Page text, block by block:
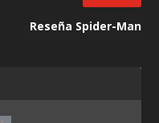
Reseña Spider-Man